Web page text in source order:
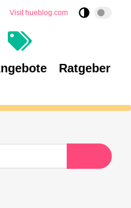
Visit hueblog.com
Ratgeber